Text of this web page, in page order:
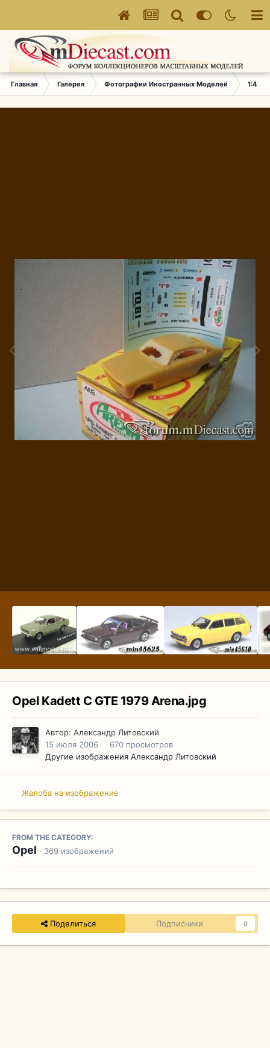
Главная Галерея Фотографии Иностранных Моделей 1:43
Opel Kadett C GTE 1979 Arena.jpg
Автор: Александр Литовский
15 июля 2006
670 просмотров
Другие изображения Александр Литовский
Жалоба на изображение
FROM THE CATEGORY:
Opel · 369 изображений
Поделиться Подписчики 0